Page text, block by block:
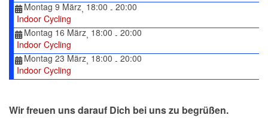
Montag 9 März, 18:00 - 20:00
Indoor Cycling
Montag 16 März, 18:00 - 20:00
Indoor Cycling
Montag 23 März, 18:00 - 20:00
Indoor Cycling
Wir freuen uns darauf Dich bei uns zu begrüßen.